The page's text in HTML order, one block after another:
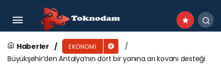
Haberler EKONOMI
Büyükşehir’den Antalya’nın dört bir yanına arı kovanı desteği
Bergama Belediyesi Millet Bahçesi Dükkanları
İhaleye Çıkıyor